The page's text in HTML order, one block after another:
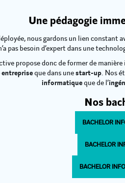
Une pédagogie
nous gardons un lien constant
pas besoin d’expert dans une
propose donc de former de
entrepriseque dans unestart-up. Nos
informatiqueque de l’
Nos
BACHELOR
BACHELOR
BACHELOR